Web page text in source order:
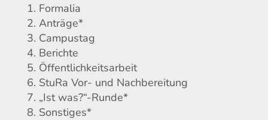
Formalia
Anträge*
Campustag
Berichte
Öffentlichkeitsarbeit
StuRa Vor- und Nachbereitung
„Ist was?“-Runde*
Sonstiges*